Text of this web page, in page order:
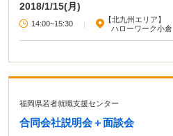
2018/1/15(月)
14:00~15:30 |
【北九州エリア】
ハローワーク小倉
福岡県若者就職支援センター
合同会社説明会＋面談会